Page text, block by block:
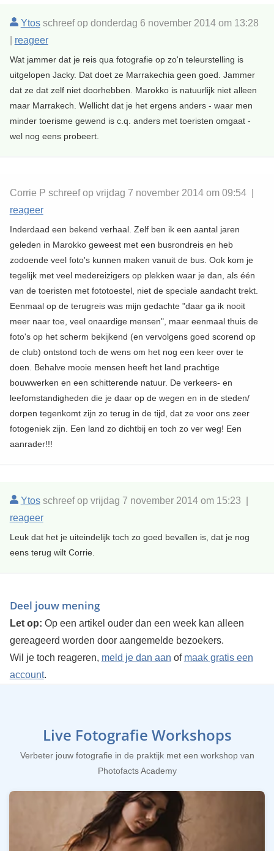
Ytosschreef op donderdag 6 november 2014 om 13:28
reageer
Wat jammer dat je reis qua fotografie op zo'n teleurstelling is
uitgelopen Jacky. Dat doet ze Marrakechia geen goed. Jammer
dat ze dat zelf niet doorhebben. Marokko is natuurlijk niet alleen
maar Marrakech. Wellicht dat je het ergens anders - waar men
minder toerisme gewend is c.q. anders met toeristen omgaat -
wel nog eens probeert.
Corrie P schreef op vrijdag 7 november 2014 om 09:54 |
reageer
Inderdaad een bekend verhaal. Zelf ben ik een aantal jaren
geleden in Marokko geweest met een busrondreis en heb
zodoende veel foto's kunnen maken vanuit de bus. Ook kom je
tegelijk met veel medereizigers op plekken waar je dan, als één
van de toeristen met fototoestel, niet de speciale aandacht trekt.
Eenmaal op de terugreis was mijn gedachte "daar ga ik nooit
meer naar toe, veel onaardige mensen", maar eenmaal thuis de
foto's op het scherm bekijkend (en vervolgens goed scorend op
de club) ontstond toch de wens om het nog een keer over te
doen. Behalve mooie mensen heeft het land prachtige
bouwwerken en een schitterende natuur. De verkeers- en
leefomstandigheden die je daar op de wegen en in de steden/
dorpen tegenkomt zijn zo terug in de tijd, dat ze voor ons zeer
fotogeniek zijn. Een land zo dichtbij en toch zo ver weg! Een
aanrader!!!
Ytosschreef op vrijdag 7 november 2014 om 15:23 |
reageer
Leuk dat het je uiteindelijk toch zo goed bevallen is, dat je nog
eens terug wilt Corrie.
Deel jouw mening
Let op: Op een artikel ouder dan een week kan alleen
gereageerd worden door aangemelde bezoekers.
Wil je toch reageren, meld je dan aan of maak gratis een
account.
Live Fotografie Workshops
Verbeter jouw fotografie in de praktijk met een workshop van
Photofacts Academy